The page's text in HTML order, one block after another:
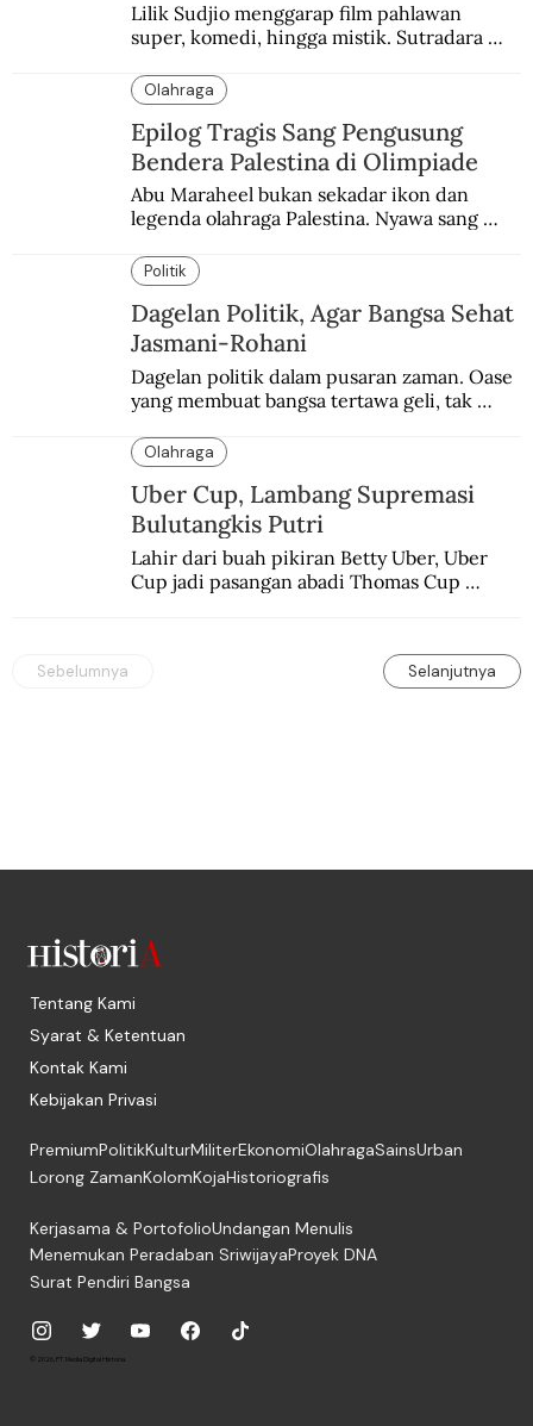
Lilik Sudjio menggarap film pahlawan
super, komedi, hingga mistik. Sutradara
Olahraga
Epilog Tragis Sang Pengusung
Bendera Palestina di Olimpiade
Abu Maraheel bukan sekadar ikon dan
legenda olahraga Palestina. Nyawa sang
memblokade Rafah.
Politik
Dagelan Politik, Agar Bangsa Sehat
Jasmani-Rohani
Dagelan politik dalam pusaran zaman. Oase
yang membuat bangsa tertawa geli, tak
Olahraga
Uber Cup, Lambang Supremasi
Bulutangkis Putri
Lahir dari buah pikiran Betty Uber, Uber
Cup jadi pasangan abadi Thomas Cup
Sebelumnya Selanjutnya
Tentang Kami
Syarat & Ketentuan
Kontak Kami
Kebijakan Privasi
PremiumPolitikKulturMiliterEkonomiOlahragaSainsUrban
Lorong ZamanKolomKojaHistoriografis
Kerjasama & PortofolioUndangan Menulis
Menemukan Peradaban SriwijayaProyek DNA
Surat Pendiri Bangsa
© 2026, PT. Media Digital Historia.